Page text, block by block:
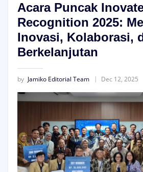
Acara Puncak
Recognition 2025:
Inovasi, Kolaborasi,
Berkelanjutan
by Jamiko Editorial Team Dec 12, 2025